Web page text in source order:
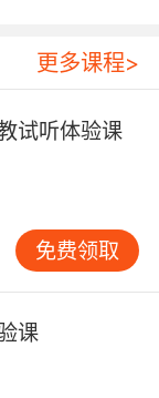
for black
their minds.
来充实他们
to take
any program
然后打开任
更多课程>
试听体验课
免费领取
课